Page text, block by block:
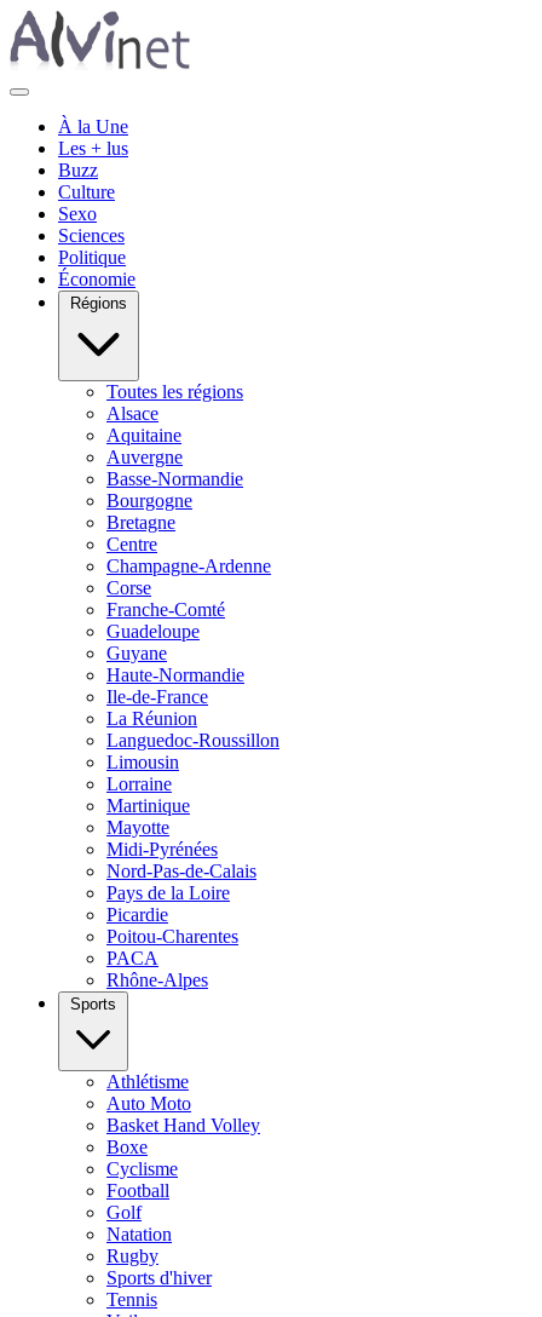
À la Une
Les + lus
Buzz
Culture
Sexo
Sciences
Politique
Économie
Régions
Toutes les régions
Alsace
Aquitaine
Auvergne
Basse-Normandie
Bourgogne
Bretagne
Centre
Champagne-Ardenne
Corse
Franche-Comté
Guadeloupe
Guyane
Haute-Normandie
Ile-de-France
La Réunion
Languedoc-Roussillon
Limousin
Lorraine
Martinique
Mayotte
Midi-Pyrénées
Nord-Pas-de-Calais
Pays de la Loire
Picardie
Poitou-Charentes
PACA
Rhône-Alpes
Sports
Athlétisme
Auto Moto
Basket Hand Volley
Boxe
Cyclisme
Football
Golf
Natation
Rugby
Sports d'hiver
Tennis